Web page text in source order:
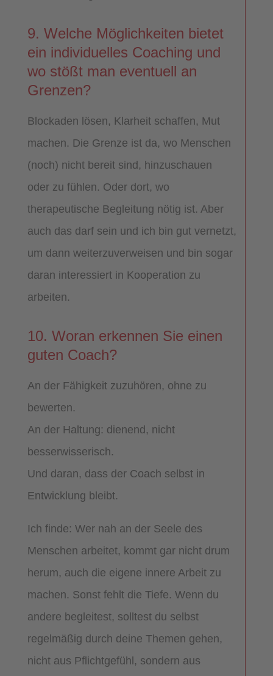
9. Welche Möglichkeiten bietet
ein individuelles Coaching und
wo stößt man eventuell an
Grenzen?
Blockaden lösen, Klarheit schaffen, Mut
machen. Die Grenze ist da, wo Menschen
(noch) nicht bereit sind, hinzuschauen
oder zu fühlen. Oder dort, wo
therapeutische Begleitung nötig ist. Aber
auch das darf sein und ich bin gut vernetzt,
um dann weiterzuverweisen und bin sogar
daran interessiert in Kooperation zu
arbeiten.
10. Woran erkennen Sie einen
guten Coach?
An der Fähigkeit zuzuhören, ohne zu
bewerten.
An der Haltung: dienend, nicht
besserwisserisch.
Und daran, dass der Coach selbst in
Entwicklung bleibt.
Ich finde: Wer nah an der Seele des
Menschen arbeitet, kommt gar nicht drum
herum, auch die eigene innere Arbeit zu
machen. Sonst fehlt die Tiefe. Wenn du
andere begleitest, solltest du selbst
regelmäßig durch deine Themen gehen,
nicht aus Pflichtgefühl, sondern aus